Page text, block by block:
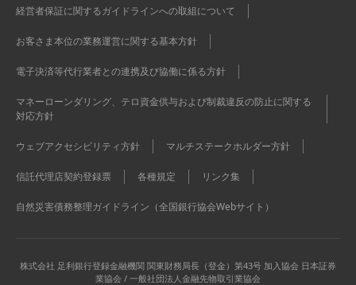
経営者保証に関するガイドラインへの取組について
お客さま本位の業務運営に関する基本方針
電子決済等代行業者との連携及び協働に係る方針
マネーローンダリング、テロ資金供与および制裁違反の防止に関する
対応方針
ウェブアクセシビリティ方針 マルチステークホルダー方針
信託代理店契約登録票 各種規定 リンク集
自然災害債務整理ガイドライン（全国銀行協会Webサイト）
株式会社 足利銀行登録金融機関 関東財務局長（登金）第43号 加入協会 日本証券
業協会 / 一般社団法人金融先物取引業協会